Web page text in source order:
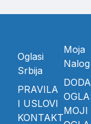
Oglasi
Srbija
PRAVILA
I USLOVI
KONTAKT
Moja
Nalog
MOJI